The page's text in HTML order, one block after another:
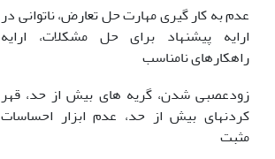
عدم به کار گیری مهارت حل تعارض، ناتوانی در
ارایه پیشنهاد برای حل مشکلات، ارایه
راهکارهای نامناسب
زودعصبی شدن، گریه های بیش از حد، قهر
کردن­های بیش از حد، عدم ابزار احساسات
مثبت